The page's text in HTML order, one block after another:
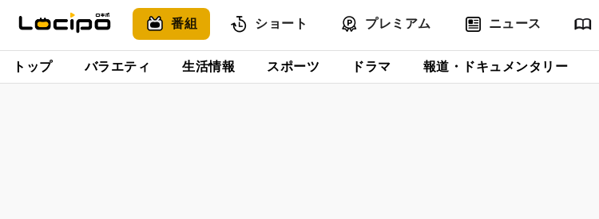
番組 ショート プレミアム ニュース
トップ バラエティ 生活情報 スポーツ ドラマ 報道・ドキュメンタリー